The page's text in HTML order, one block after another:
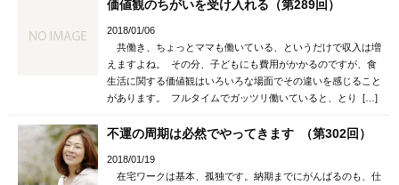
価値観のちがいを受け入れる（第289回）
2018/01/06
共働き、ちょっとママも働いている、というだけで収入は増
えますよね。 その分、子どもにも費用がかかるのですが、食
生活に関する価値観はいろいろな場面でその違いを感じること
があります。 フルタイムでガッツリ働いていると、とり […]
不運の周期は必然でやってきます （第302回）
2018/01/19
在宅ワークは基本、孤独です。納期までにがんばるのも、仕